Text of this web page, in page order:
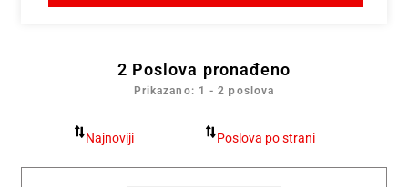
2 Poslova pronađeno
Prikazano: 1 - 2 poslova